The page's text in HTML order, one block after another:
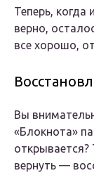
Теперь, когда
верно,
все хорошо,
Вы
«Блокнота»
открывается?
вернуть —